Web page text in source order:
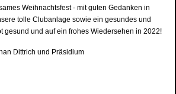
Weihnachtsfest - mit guten Gedanken in
tolle Clubanlage sowie ein gesundes und
gesund und auf ein frohes Wiedersehen in 2022!
Dittrich und Präsidium